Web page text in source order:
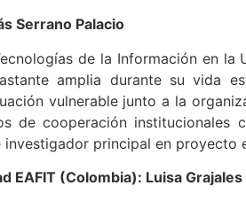
Serrano Palacio
de la Información en
amplia durante su vida
vulnerable junto a la
de cooperación
investigador principal en proyecto
EAFIT (Colombia): Luisa Grajales